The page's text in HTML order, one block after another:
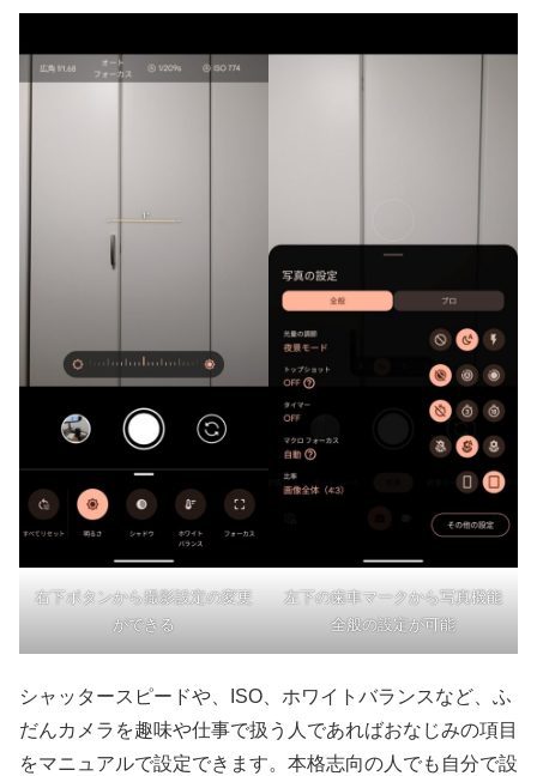
右下ボタンから撮影設定の変更
ができる
左下の歯車マークから写真機能
全般の設定が可能
シャッタースピードや、ISO、ホワイトバランスなど、ふ
だんカメラを趣味や仕事で扱う人であればおなじみの項目
をマニュアルで設定できます。本格志向の人でも自分で設